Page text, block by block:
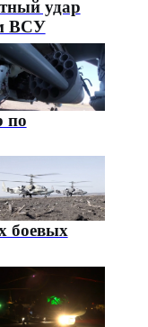
удар
ВСУ
по
боевых